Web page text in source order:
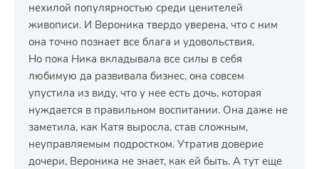
нехилой популярностью среди ценителей
живописи. И Вероника твердо уверена, что с ним
она точно познает все блага и удовольствия.
Но пока Ника вкладывала все силы в себя
любимую да развивала бизнес, она совсем
упустила из виду, что у нее есть дочь, которая
нуждается в правильном воспитании. Она даже не
заметила, как Катя выросла, став сложным,
неуправляемым подростком. Утратив доверие
дочери, Вероника не знает, как ей быть. А тут еще